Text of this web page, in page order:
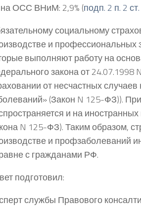
ОСС ВНиМ: 2,9% (подп. 2 п. 2
социальному
и
выполняют работу на
закона от
от несчастных
(Закон N 125-ФЗ)).
и на
N 125-ФЗ). Таким образом,
и профзаболеваний
с гражданами РФ.
подготовил:
службы Правового